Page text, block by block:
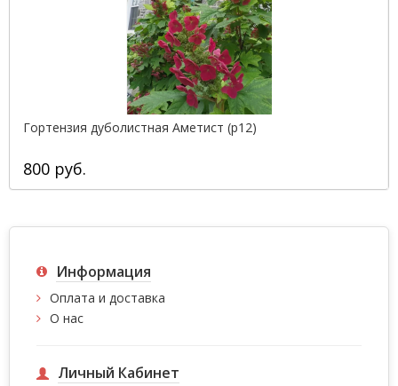
Гортензия дуболистная Аметист (р12)
800 руб.
Информация
Оплата и доставка
О нас
Личный Кабинет